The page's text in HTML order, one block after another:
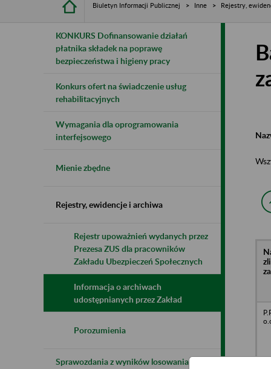
Biuletyn Informacji Publicznej Inne Rejestry,
KONKURS Dofinansowanie działań
płatnika składek na poprawę
bezpieczeństwa i higieny pracy
Konkurs ofert na świadczenie usług
rehabilitacyjnych
Wymagania dla oprogramowania
interfejsowego
Mienie zbędne
Rejestry, ewidencje i archiwa
Rejestr upoważnień wydanych przez
Prezesa ZUS dla pracowników
Zakładu Ubezpieczeń Społecznych
Informacja o archiwach
udostępnianych przez Zakład
Porozumienia
Sprawozdania z wyników losowania do